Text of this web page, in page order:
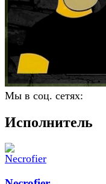
Мы в соц. сетях:
Исполнитель